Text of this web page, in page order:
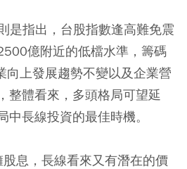
是指出，台股指數逢高難免震
億附近的低檔水準，籌碼
向上發展趨勢不變以及企業營
整體看來，多頭格局可望延
長線投資的最佳時機。
股息，長線看來又有潛在的價